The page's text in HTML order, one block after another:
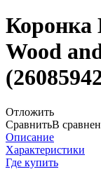
Коронка
Wood
Отложить
СравнитьВ
Описание
Характеристики
Где купить